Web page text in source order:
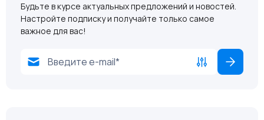
Будьте в курсе актуальных предложений и новостей.
Настройте подписку и получайте только самое
важное для вас!